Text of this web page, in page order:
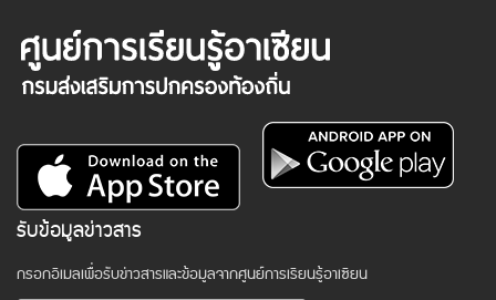
รับข้อมูลข่าวสาร
กรอกอีเมลเพื่อรับข่าวสารและข้อมูลจากศูนย์การเรียนรู้อาเซียน